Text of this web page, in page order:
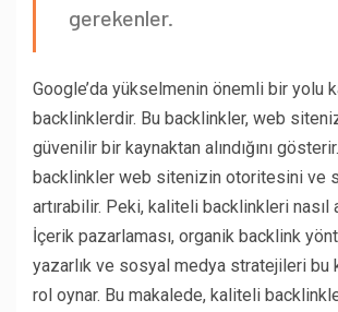
gerekenler.
Google’da yükselmenin önemli bir yolu
backlinklerdir. Bu backlinkler, web
güvenilir bir kaynaktan alındığını
backlinkler web sitenizin otoritesini ve
artırabilir. Peki, kaliteli backlinkleri
İçerik pazarlaması, organik backlink
yazarlık ve sosyal medya stratejileri bu
rol oynar. Bu makalede, kaliteli